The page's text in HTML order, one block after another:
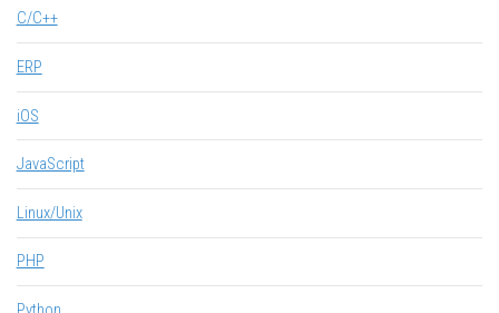
C/C++
ERP
iOS
JavaScript
Linux/Unix
PHP